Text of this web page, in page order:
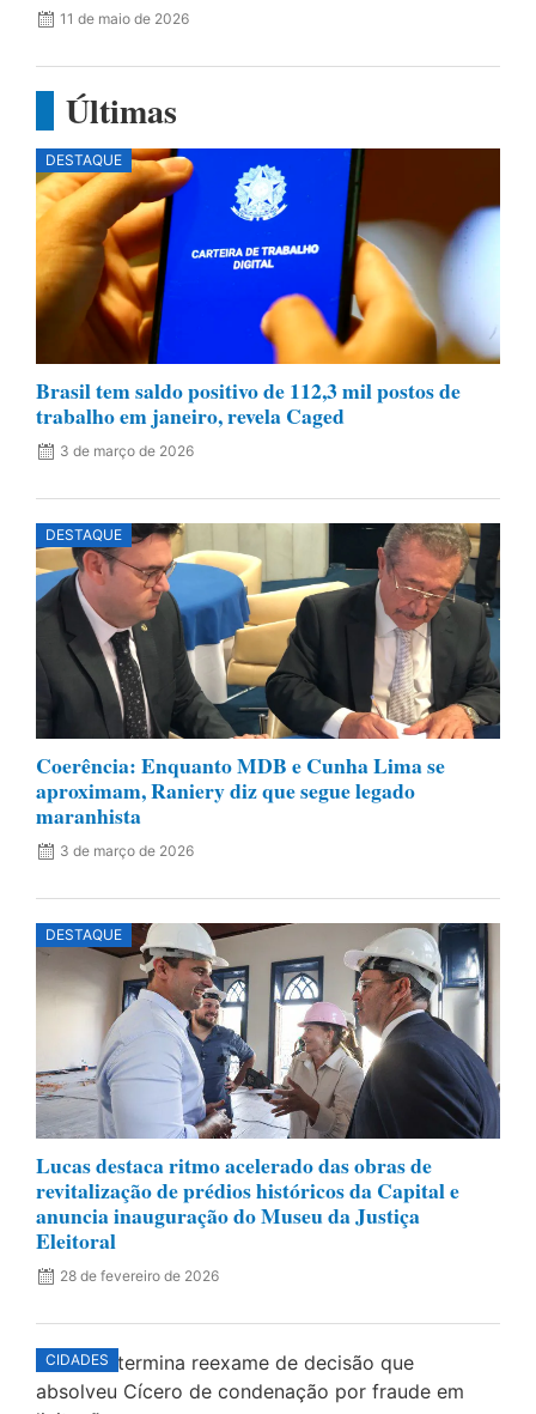
11 de maio de 2026
Últimas
DESTAQUE
Brasil tem saldo positivo de 112,3 mil postos de
trabalho em janeiro, revela Caged
3 de março de 2026
DESTAQUE
Coerência: Enquanto MDB e Cunha Lima se
aproximam, Raniery diz que segue legado
maranhista
3 de março de 2026
DESTAQUE
Lucas destaca ritmo acelerado das obras de
revitalização de prédios históricos da Capital e
anuncia inauguração do Museu da Justiça
Eleitoral
28 de fevereiro de 2026
CIDADES